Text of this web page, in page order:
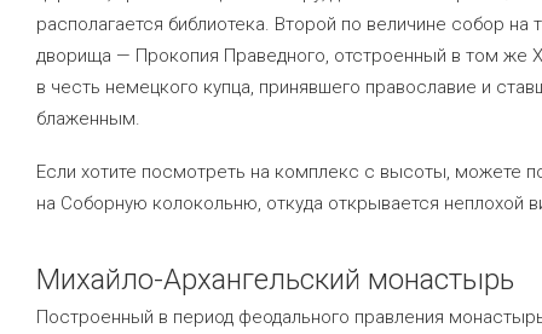
располагается библиотека. Второй по величине собор на
дворища — Прокопия Праведного, отстроенный в том же
в честь немецкого купца, принявшего православие и
блаженным.
Если хотите посмотреть на комплекс с высоты, можете
на Соборную колокольню, откуда открывается неплохой
Михайло-Архангельский монастырь
Построенный в период феодального правления